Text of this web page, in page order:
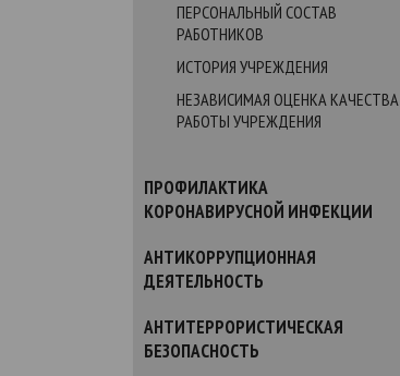
ПЕРСОНАЛЬНЫЙ СОСТАВ
РАБОТНИКОВ
ИСТОРИЯ УЧРЕЖДЕНИЯ
НЕЗАВИСИМАЯ ОЦЕНКА КАЧЕСТВА
РАБОТЫ УЧРЕЖДЕНИЯ
ПРОФИЛАКТИКА
КОРОНАВИРУСНОЙ ИНФЕКЦИИ
АНТИКОРРУПЦИОННАЯ
ДЕЯТЕЛЬНОСТЬ
АНТИТЕРРОРИСТИЧЕСКАЯ
БЕЗОПАСНОСТЬ